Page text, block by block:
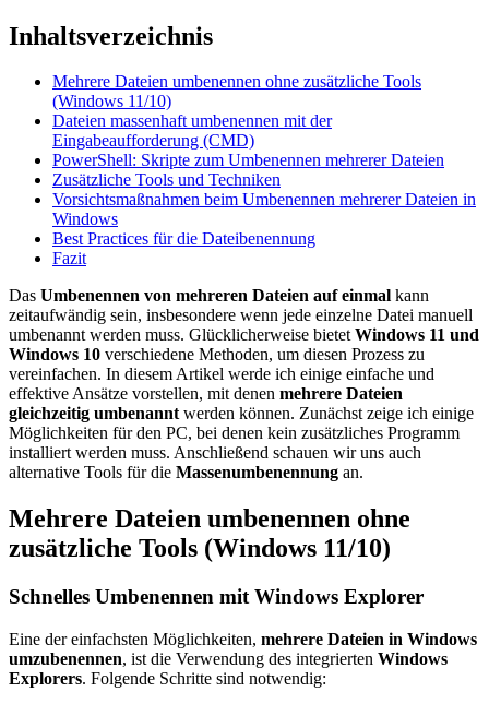
Inhaltsverzeichnis
Mehrere Dateien umbenennen ohne zusätzliche Tools
(Windows 11/10)
Dateien massenhaft umbenennen mit der
Eingabeaufforderung (CMD)
PowerShell: Skripte zum Umbenennen mehrerer Dateien
Zusätzliche Tools und Techniken
Vorsichtsmaßnahmen beim Umbenennen mehrerer Dateien in
Windows
Best Practices für die Dateibenennung
Fazit
Das Umbenennen von mehreren Dateien auf einmal kann
zeitaufwändig sein, insbesondere wenn jede einzelne Datei manuell
umbenannt werden muss. Glücklicherweise bietetWindows 11 und
Windows 10 verschiedene Methoden, um diesen Prozess zu
vereinfachen. In diesem Artikel werde ich einige einfache und
effektive Ansätze vorstellen, mit denen mehrere Dateien
gleichzeitig umbenanntwerden können. Zunächst zeige ich einige
Möglichkeiten für den PC, bei denen kein zusätzliches Programm
installiert werden muss. Anschließend schauen wir uns auch
alternative Tools für die Massenumbenennung an.
Mehrere Dateien umbenennen ohne
zusätzliche Tools (Windows 11/10)
Schnelles Umbenennen mit Windows Explorer
Eine der einfachsten Möglichkeiten, mehrere Dateien in Windows
umzubenennen, ist die Verwendung des integrierten Windows
Explorers. Folgende Schritte sind notwendig: